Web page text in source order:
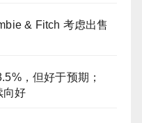
& Fitch 考虑出售
，但好于预期；
向好